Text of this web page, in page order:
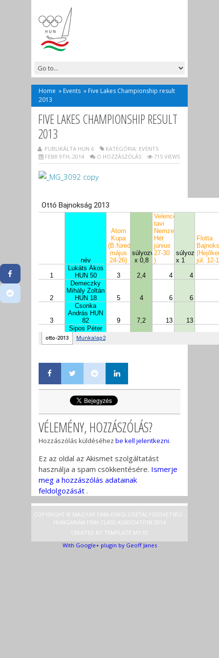
Home » Events » Five Lakes Championship result
2013
FIVE LAKES CHAMPIONSHIP RESULT
2013
PUBLIKÁLTA HUN 6 KATEGÓRIA: EVENTS
FEBR 9TH, 2014
O HOZZÁSZÓLÁS 715 VIEWS
VÉLEMÉNY, HOZZÁSZÓLÁS?
Hozzászólás küldéséhez be kell jelentkezni.
Ez az oldal az Akismet szolgáltatást
használja a spam csökkentésére. Ismerje
meg a hozzászólás adatainak
feldolgozását .
COPYRIGHT © MAGYAR FINN-DINGI OSZTÁLYSZÖVETSÉG -
HUNGARIAN FINN CLASS ASSOCIATION 2014
CREATED BY TEMPLATE .MY.ID
With Google+ plugin by Geoff Janes